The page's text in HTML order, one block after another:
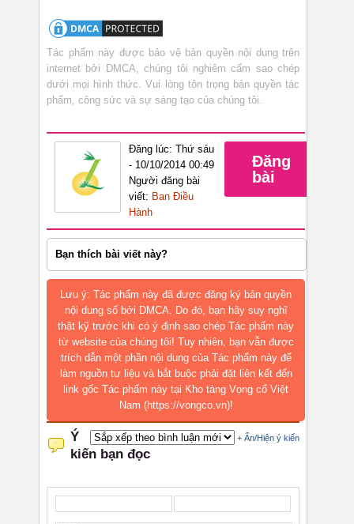
Tác phẩm này được bảo vệ bản quyền nội dung trên
internet bởi DMCA, chúng tôi nghiêm cấm sao chép
dưới mọi hình thức. Vui lòng tôn trọng bản quyền tác
phẩm, công sức và sự sáng tạo của chúng tôi.
Đăng lúc: Thứ sáu
- 10/10/2014 00:49
Người đăng bài
viết: Ban Điều
Hành
Đăng
bài
Bạn thích bài viết này?
Lưu ý: Tác phẩm này đã được đăng ký bản quyền
nội dung số bởi DMCA. Do đó, bạn hãy suy nghĩ
thật kỹ trước khi có ý định sao chép Tác phẩm này
từ website của chúng tôi! Tuy nhiên, bạn vẫn được
trích dẫn một phần nội dung của Tác phẩm này để
làm nguồn tư liệu và bắt buộc phải đặt liên kết đến
link gốc Tác phẩm này tại Kho tàng Vọng cổ Việt
Nam (https://vongco.vn)!